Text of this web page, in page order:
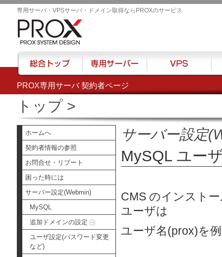
PROX専用サーバ 契約者ページ
専用サーバ・VPSサーバ・ドメイン取得ならPROXのサービス
トップ>
ホームへ
契約者情報の参照
お問合せ・リブート
困った時には
サーバー設定(Webmin)
MySQL
追加ドメインの設定
ユーザ設定(パスワード変更
など)
サーバー設定
MySQL ユー
CMS のインスト
ユーザは
ユーザ名(prox)を
総合トップ 専用サーバー VPS ハ